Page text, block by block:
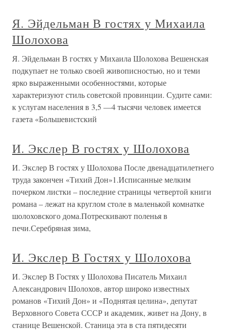
Я. Эйдельман В гостях у Михаила
Шолохова
Я. Эйдельман В гостях у Михаила Шолохова Вешенская
подкупает не только своей живописностью, но и теми
ярко выраженными особенностями, которые
характеризуют стиль советской провинции. Судите сами:
к услугам населения в 3,5 —4 тысячи человек имеется
газета «Большевистский
И. Экслер В гостях у Шолохова
И. Экслер В гостях у Шолохова После двенадцатилетнего
труда закончен «Тихий Дон»1.Исписанные мелким
почерком листки – последние страницы четвертой книги
романа – лежат на круглом столе в маленькой комнатке
шолоховского дома.Потрескивают поленья в
печи.Серебряная зима,
И. Экслер В Гостях у Шолохова
И. Экслер В Гостях у Шолохова Писатель Михаил
Александрович Шолохов, автор широко известных
романов «Тихий Дон» и «Поднятая целина», депутат
Верховного Совета СССР и академик, живет на Дону, в
станице Вешенской. Станица эта в ста пятидесяти